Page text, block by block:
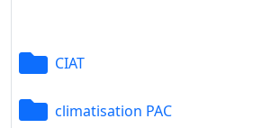
CIAT
climatisation PAC